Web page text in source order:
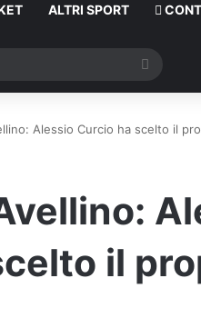
ALTRI SPORT
Cerca
Alessio Curcio ha scelto il
il